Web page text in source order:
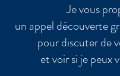
Je vous
un appel découverte
pour discuter de
et voir si je peux